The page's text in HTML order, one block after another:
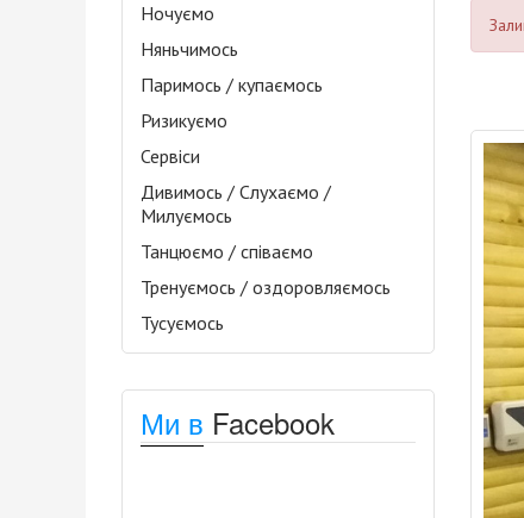
Ночуємо
Няньчимось
Паримось / купаємось
Ризикуємо
Сервіси
Дивимось / Слухаємо /
Милуємось
Танцюємо / співаємо
Тренуємось / оздоровляємось
Тусуємось
Ми в Facebook